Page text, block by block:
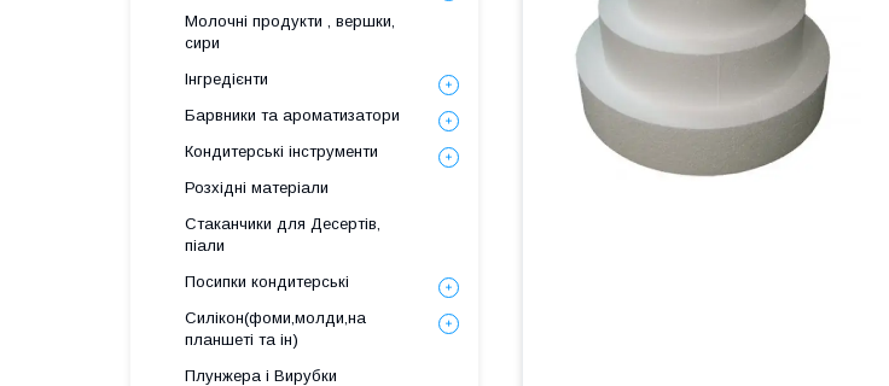
Молочні продукти , вершки,
сири
Інгредієнти
Барвники та ароматизатори
Кондитерські інструменти
Розхідні матеріали
Стаканчики для Десертів,
піали
Посипки кондитерські
Силікон(фоми,молди,на
планшеті та ін)
Плунжера і Вирубки